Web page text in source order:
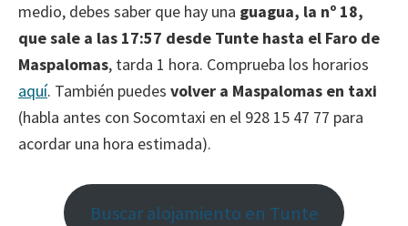
medio, debes saber que hay una guagua, la nº 18,
que sale a las 17:57 desde Tunte hasta el Faro de
Maspalomas, tarda 1 hora. Comprueba los horarios
aquí. También puedes volver a Maspalomas en taxi
(habla antes con Socomtaxi en el 928 15 47 77 para
acordar una hora estimada).
Buscar alojamiento en Tunte